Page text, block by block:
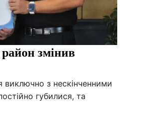
змінив
виключно з нескінченними
губилися, та